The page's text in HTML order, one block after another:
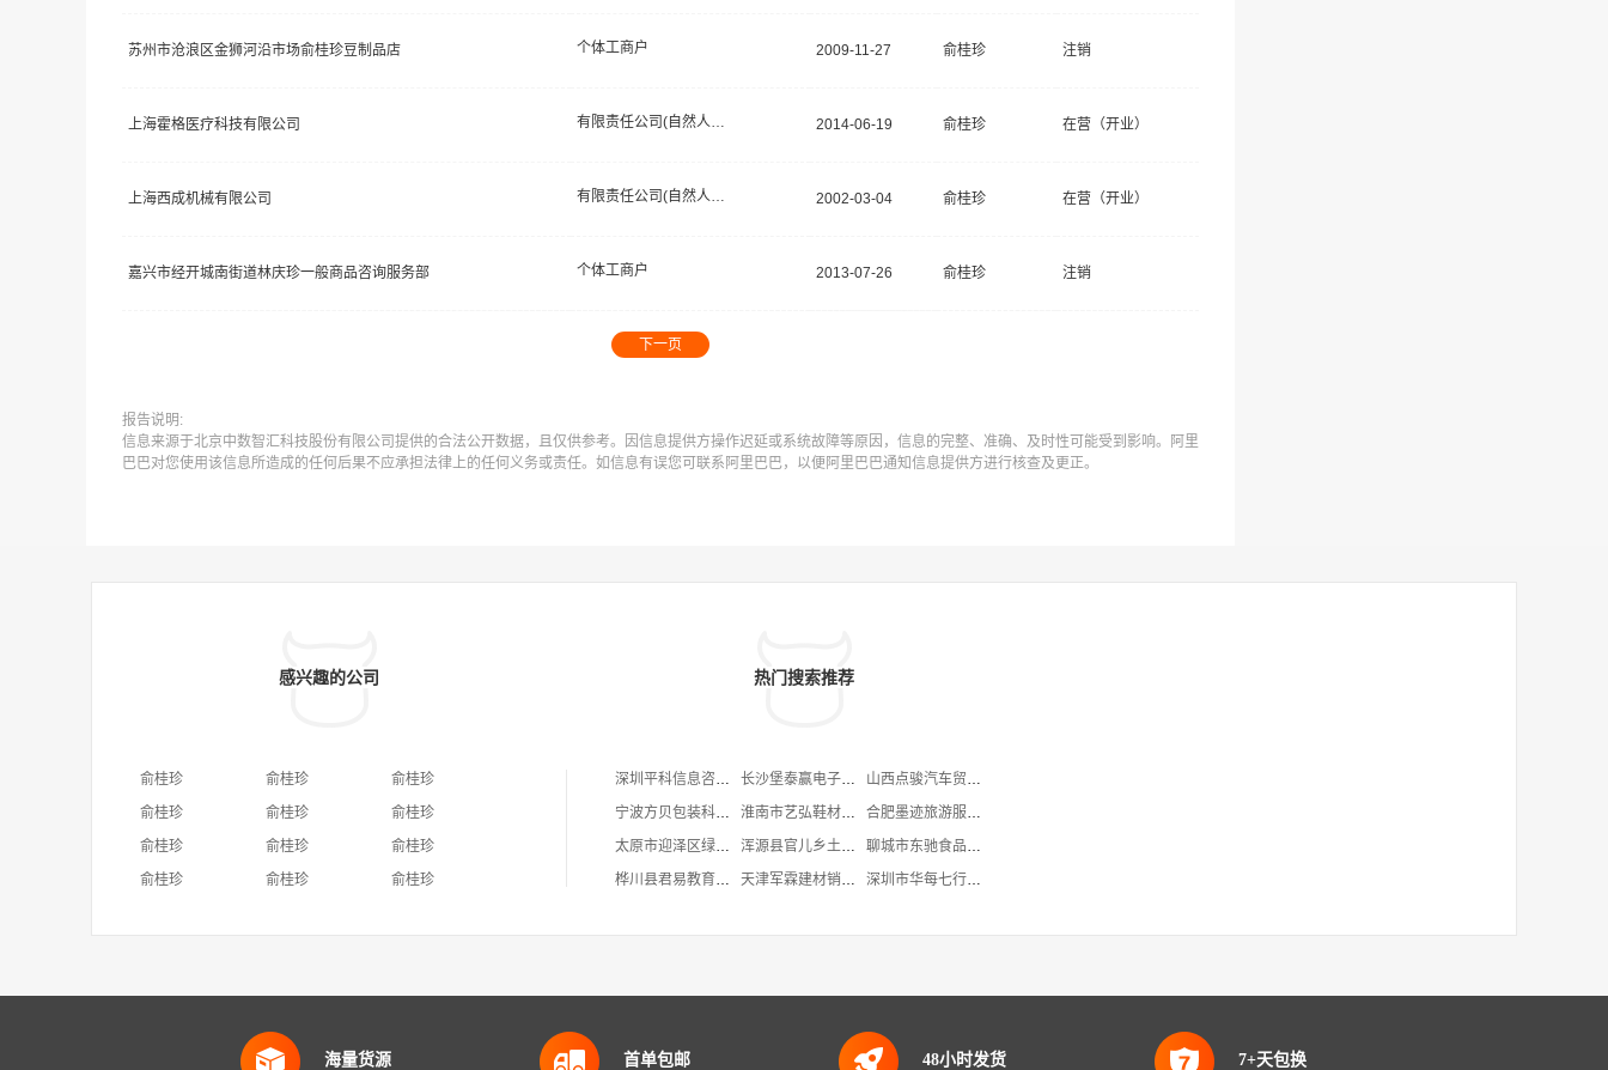
苏州市沧浪区金狮河沿市场俞桂珍豆制品店 个体工商户 2009-11-27 俞桂珍 注销
上海霍格医疗科技有限公司 有限责任公司(自然人独资) 2014-06-19 俞桂珍 在营（开业）
上海西成机械有限公司 有限责任公司(自然人投资或控股) 2002-03-04 俞桂珍 在营（开业）
嘉兴市经开城南街道林庆珍一般商品咨询服务部 个体工商户 2013-07-26 俞桂珍 注销
下一页
报告说明:
信息来源于北京中数智汇科技股份有限公司提供的合法公开数据，且仅供参考。因信息提供方操作迟延或系统故障等原因，信息的完整、准确、及时性可能受到影响。阿里
巴巴对您使用该信息所造成的任何后果不应承担法律上的任何义务或责任。如信息有误您可联系阿里巴巴，以便阿里巴巴通知信息提供方进行核查及更正。
感兴趣的公司
俞桂珍 俞桂珍
俞桂珍
俞桂珍
俞桂珍
俞桂珍
俞桂珍
俞桂珍
俞桂珍
俞桂珍
俞桂珍 俞桂珍
热门搜索推荐
深圳平科信息咨询有限公司 长沙堡泰赢电子产品贸易有限公司
山西点骏汽车贸易有限公司
宁波方贝包装科技有限公司
淮南市艺弘鞋材有限公司
合肥墨迹旅游服务有限公司
太原市迎泽区绿丝鲜花礼品经销部
浑源县官儿乡土岭村张义运输户
聊城市东驰食品有限公司
桦川县君易教育咨询部
天津军霖建材销售有限公司 深圳市华每七行服饰有限公司
海量货源 首单包邮 48小时发货 7+天包换